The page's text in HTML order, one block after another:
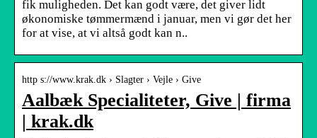
fik muligheden. Det kan godt være, det giver lidt
økonomiske tømmermænd i januar, men vi gør det her
for at vise, at vi altså godt kan n..
http s://www.krak.dk › Slagter › Vejle › Give
Aalbæk Specialiteter, Give | firma
| krak.dk